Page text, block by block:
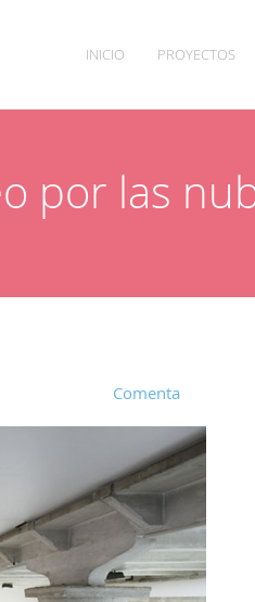
INICIO PROYECTOS
por las
Comenta